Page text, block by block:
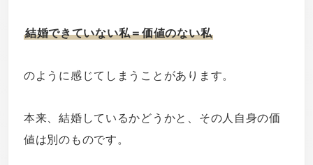
結婚できていない私＝価値のない私
のように感じてしまうことがあります。
本来、結婚しているかどうかと、その人自身の価
値は別のものです。